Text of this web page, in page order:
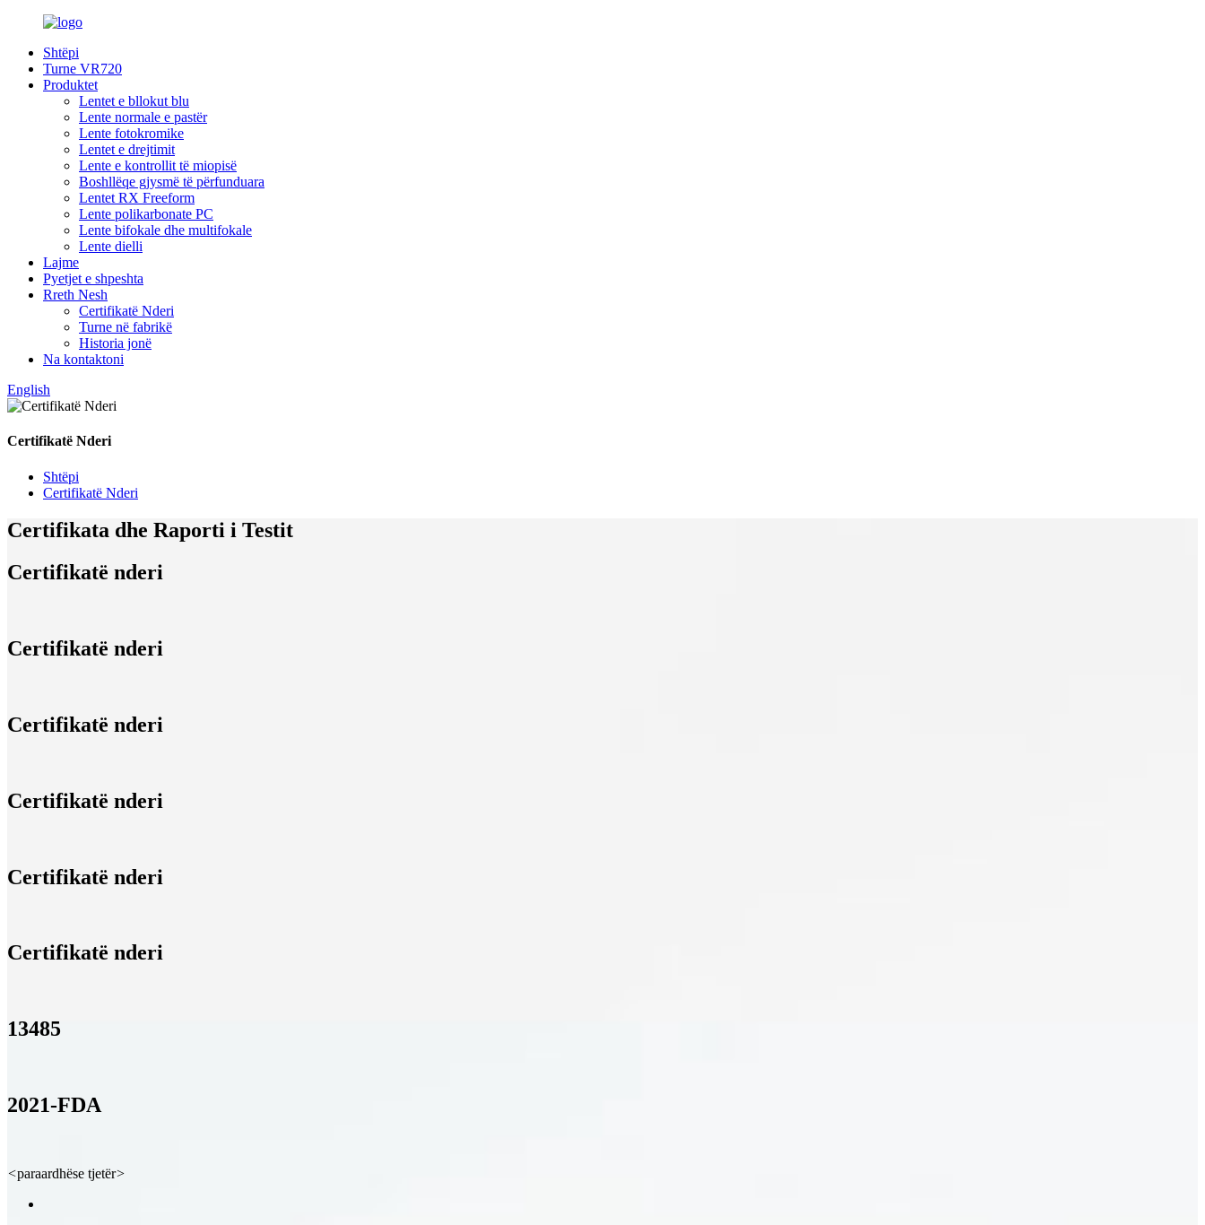
Shtëpi
Turne VR720
Produktet
Lentet e bllokut blu
Lente normale e pastër
Lente fotokromike
Lentet e drejtimit
Lente e kontrollit të miopisë
Boshllëqe gjysmë të përfunduara
Lentet RX Freeform
Lente polikarbonate PC
Lente bifokale dhe multifokale
Lente dielli
Lajme
Pyetjet e shpeshta
Rreth Nesh
Certifikatë Nderi
Turne në fabrikë
Historia jonë
Na kontaktoni
English
Certifikatë Nderi
Shtëpi
Certifikatë Nderi
Certifikata dhe Raporti i Testit
Certifikatë nderi
Certifikatë nderi
Certifikatë nderi
Certifikatë nderi
Certifikatë nderi
Certifikatë nderi
13485
2021-FDA
<paraardhëse tjetër>